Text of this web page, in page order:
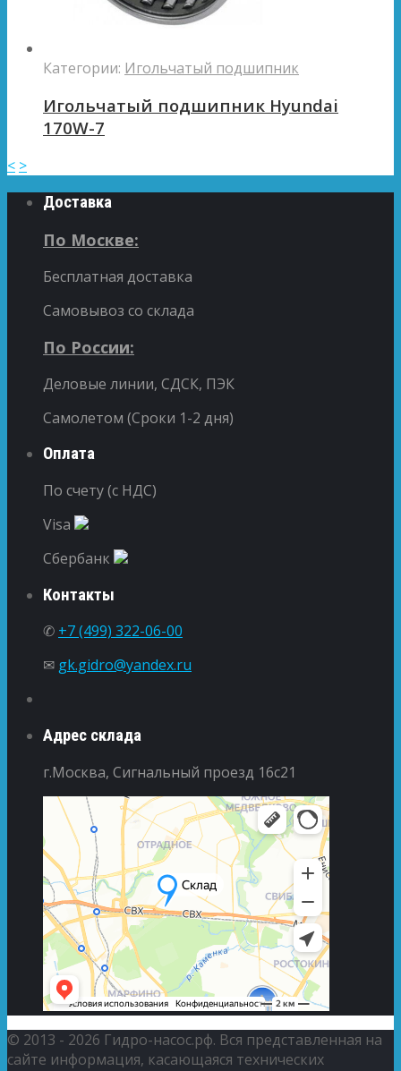
Категории: Игольчатый подшипник
Игольчатый подшипник Hyundai
170W-7
< >
Доставка
По Москве:
Бесплатная доставка
Самовывоз со склада
По России:
Деловые линии, СДСК, ПЭК
Самолетом (Сроки 1-2 дня)
Оплата
По счету (с НДС)
Visa
Сбербанк
Контакты
✆ +7 (499) 322-06-00
✉ gk.gidro@yandex.ru
Адрес склада
г.Москва, Сигнальный проезд 16с21
© 2013 - 2026 Гидро-насос.рф. Вся представленная на
сайте информация, касающаяся технических